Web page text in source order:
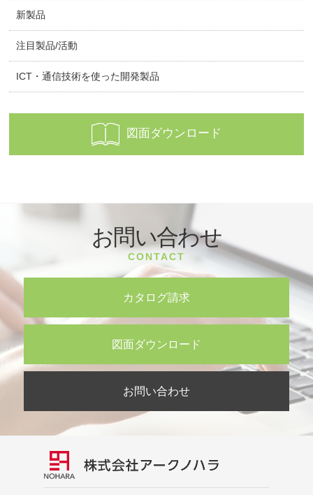
新製品
注目製品/活動
ICT・通信技術を使った開発製品
図面ダウンロード
お問い合わせ
CONTACT
カタログ請求
図面ダウンロード
お問い合わせ